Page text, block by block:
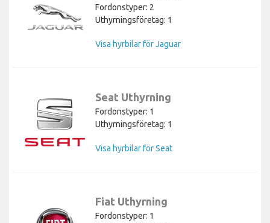
Fordonstyper: 2
Uthyrningsföretag: 1
Visa hyrbilar för Jaguar
Seat Uthyrning
Fordonstyper: 1
Uthyrningsföretag: 1
Visa hyrbilar för Seat
Fiat Uthyrning
Fordonstyper: 1